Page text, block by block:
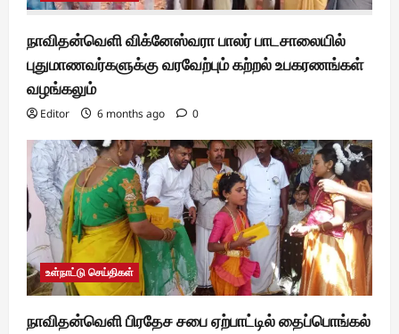
நாவிதன்வெளி விக்னேஸ்வரா பாலர் பாடசாலையில்
புதுமாணவர்களுக்கு வரவேற்பும் கற்றல் உபகரணங்கள்
வழங்கலும்
Editor 6 months ago 0
உள்நாட்டு செய்திகள்
நாவிதன்வெளி பிரதேச சபை ஏற்பாட்டில் தைப்பொங்கல்